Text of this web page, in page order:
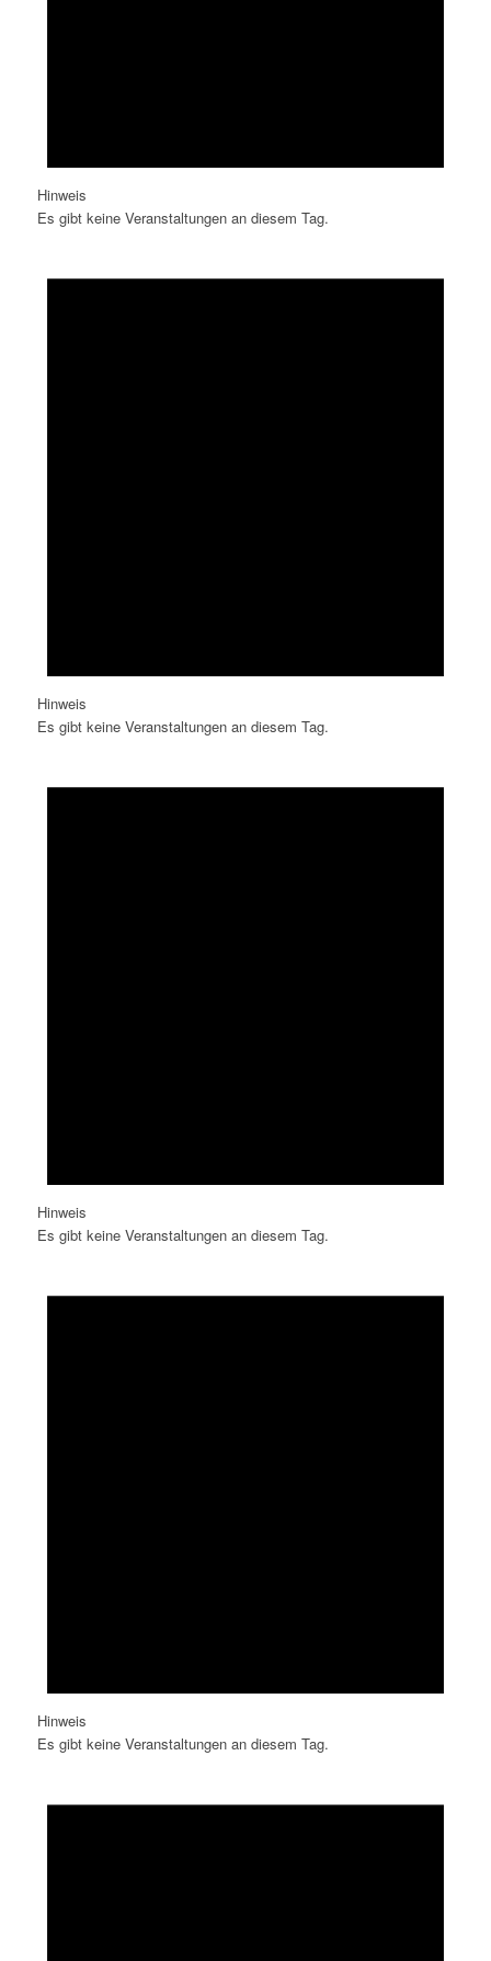
Hinweis
Es gibt keine Veranstaltungen an diesem Tag.
Hinweis
Es gibt keine Veranstaltungen an diesem Tag.
Hinweis
Es gibt keine Veranstaltungen an diesem Tag.
Hinweis
Es gibt keine Veranstaltungen an diesem Tag.